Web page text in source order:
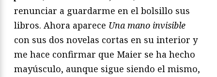
renunciar a guardarme en el bolsillo sus
libros. Ahora aparece Una mano invisible
con sus dos novelas cortas en su interior y
me hace confirmar que Maier se ha hecho
mayúsculo, aunque sigue siendo el mismo,